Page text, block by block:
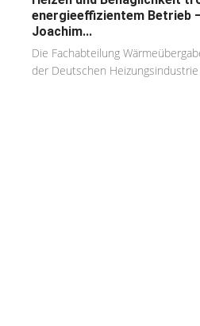
energieeffizientem Betrieb
Joachim...
Die Fachabteilung
der Deutschen